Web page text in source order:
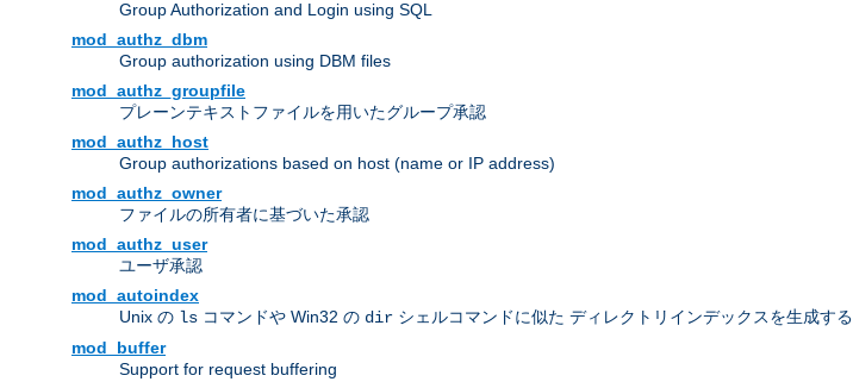
Group Authorization and Login using SQL
mod_authz_dbm
Group authorization using DBM files
mod_authz_groupfile
プレーンテキストファイルを用いたグループ承認
mod_authz_host
Group authorizations based on host (name or IP address)
mod_authz_owner
ファイルの所有者に基づいた承認
mod_authz_user
ユーザ承認
mod_autoindex
Unix の ls コマンドや Win32 の dir シェルコマンドに似た ディレクトリインデックスを生成する
mod_buffer
Support for request buffering